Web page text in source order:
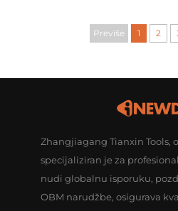
Previše 1 2
Zhangjiagang Tianxin Tools,
specijaliziran je za
nudi globalnu isporuku,
OBM narudžbe, osigurava